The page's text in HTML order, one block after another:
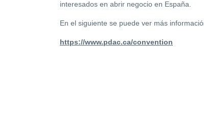
interesados en abrir negocio en España.
En el siguiente se puede ver más
https://www.pdac.ca/convention